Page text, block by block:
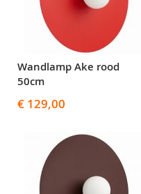
Wandlamp Ake rood
50cm
€ 129,00